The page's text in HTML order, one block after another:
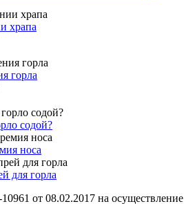
храпа
горла
содой?
носа
для горла
от 08.02.2017 на осуществление